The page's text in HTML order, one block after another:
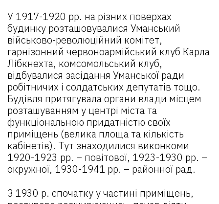
У 1917-1920 рр. на різних поверхах
будинку розташовувалися Уманський
військово-революційний комітет,
гарнізонний червоноармійський клуб Карла
Лібкнехта, комсомольський клуб,
відбувалися засідання Уманської ради
робітничих і солдатських депутатів тощо.
Будівля притягувала органи влади місцем
розташуванням у центрі міста та
функціональною придатністю своїх
приміщень (велика площа та кількість
кабінетів). Тут знаходилися виконкоми
1920-1923 рр. – повітової, 1923-1930 рр. –
окружної, 1930-1941 рр. – районної рад.
З 1930 р. спочатку у частині приміщень,